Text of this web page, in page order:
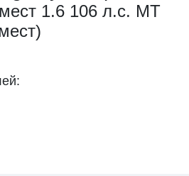
1.6 106 л.с. МТ